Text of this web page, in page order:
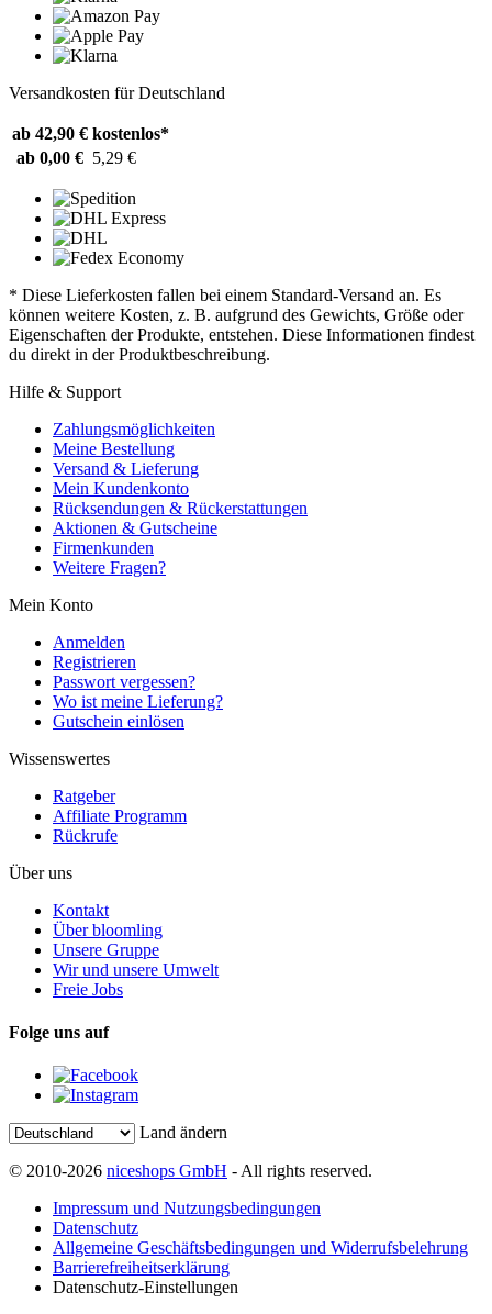
Versandkosten für Deutschland
ab 42,90 € kostenlos*
ab 0,00 € 5,29 €
* Diese Lieferkosten fallen bei einem Standard-Versand an. Es
können weitere Kosten, z. B. aufgrund des Gewichts, Größe oder
Eigenschaften der Produkte, entstehen. Diese Informationen findest
du direkt in der Produktbeschreibung.
Hilfe & Support
Zahlungsmöglichkeiten
Meine Bestellung
Versand & Lieferung
Mein Kundenkonto
Rücksendungen & Rückerstattungen
Aktionen & Gutscheine
Firmenkunden
Weitere Fragen?
Mein Konto
Anmelden
Registrieren
Passwort vergessen?
Wo ist meine Lieferung?
Gutschein einlösen
Wissenswertes
Ratgeber
Affiliate Programm
Rückrufe
Über uns
Kontakt
Über bloomling
Unsere Gruppe
Wir und unsere Umwelt
Freie Jobs
Folge uns auf
Land ändern
© 2010-2026 niceshops GmbH - All rights reserved.
Impressum und Nutzungsbedingungen
Datenschutz
Allgemeine Geschäftsbedingungen und Widerrufsbelehrung
Barrierefreiheitserklärung
Datenschutz-Einstellungen